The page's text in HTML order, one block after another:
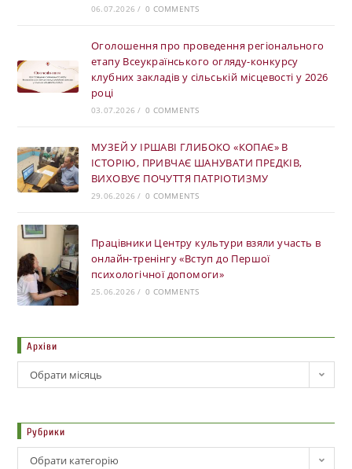
06.07.2026 / 0 COMMENTS
Оголошення про проведення регіонального
етапу Всеукраїнського огляду-конкурсу
клубних закладів у сільській місцевості у 2026
році
03.07.2026 / 0 COMMENTS
МУЗЕЙ У ІРШАВІ ГЛИБОКО «КОПАЄ» В
ІСТОРІЮ, ПРИВЧАЄ ШАНУВАТИ ПРЕДКІВ,
ВИХОВУЄ ПОЧУТТЯ ПАТРІОТИЗМУ
29.06.2026 / 0 COMMENTS
Працівники Центру культури взяли участь в
онлайн-тренінгу «Вступ до Першої
психологічної допомоги»
25.06.2026 / 0 COMMENTS
Архіви
Обрати місяць
Рубрики
Обрати категорію